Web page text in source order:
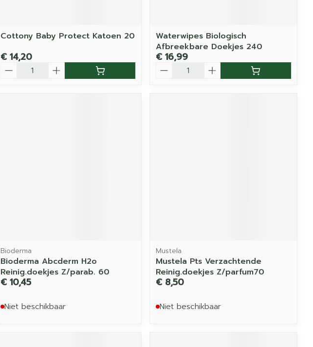
Cottony Baby Protect Katoen 20
€ 14,20
Waterwipes Biologisch
Afbreekbare Doekjes 240
€ 16,99
Bioderma
Bioderma Abcderm H2o
Reinig.doekjes Z/parab. 60
€ 10,45
Niet beschikbaar
Mustela
Mustela Pts Verzachtende
Reinig.doekjes Z/parfum70
€ 8,50
Niet beschikbaar